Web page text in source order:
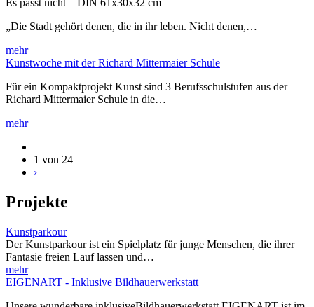
Es passt nicht – DIN 61x30x32 cm
„Die Stadt gehört denen, die in ihr leben. Nicht denen,…
mehr
Kunstwoche mit der Richard Mittermaier Schule
Für ein Kompaktprojekt Kunst sind 3 Berufsschulstufen aus der
Richard Mittermaier Schule in die…
mehr
1 von 24
›
Projekte
Kunstparkour
Der Kunstparkour ist ein Spielplatz für junge Menschen, die ihrer
Fantasie freien Lauf lassen und…
mehr
EIGENART - Inklusive Bildhauerwerkstatt